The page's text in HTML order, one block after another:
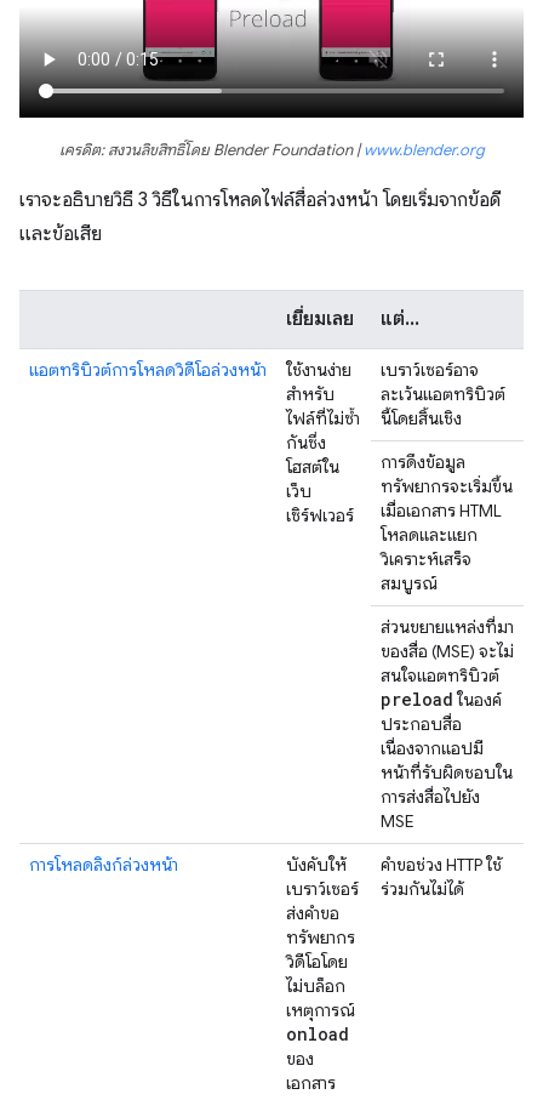
เครดิต: สงวนลิขสิทธิ์โดย Blender Foundation |www.blender.org
เราจะอธิบายวิธี 3 วิธีในการโหลดไฟล์สื่อล่วงหน้า โดยเริ่มจากข้อดี
และข้อเสีย
เยี่ยมเลย แต่...
แอตทริบิวต์การโหลดวิดีโอล่วงหน้า
ใช้งานง่าย
สำหรับ
ไฟล์ที่ไม่ซ้ำ
กันซึ่ง
โฮสต์ใน
เว็บ
เซิร์ฟเวอร์
เบราว์เซอร์อาจ
ละเว้นแอตทริบิวต์
นี้โดยสิ้นเชิง
การดึงข้อมูล
ทรัพยากรจะเริ่มขึ้น
เมื่อเอกสาร HTML
โหลดและแยก
วิเคราะห์เสร็จ
สมบูรณ์
ส่วนขยายแหล่งที่มา
ของสื่อ (MSE) จะไม่
สนใจแอตทริบิวต์
preloadในองค์
ประกอบสื่อ
เนื่องจากแอปมี
หน้าที่รับผิดชอบใน
การส่งสื่อไปยัง
MSE
การโหลดลิงก์ล่วงหน้า
บังคับให้
เบราว์เซอร์
ส่งคำขอ
ทรัพยากร
วิดีโอโดย
ไม่บล็อก
เหตุการณ์
onload
ของ
เอกสาร
คำขอช่วง HTTP ใช้
ร่วมกันไม่ได้